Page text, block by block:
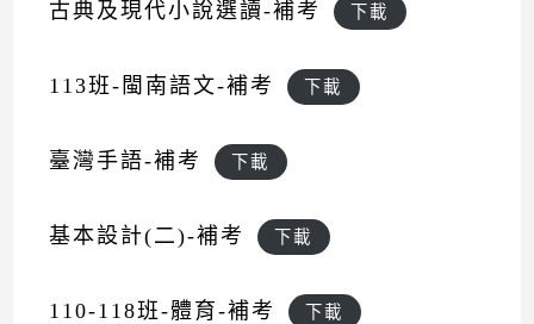
古典及現代小說選讀-補考 下載
113班-閩南語文-補考 下載
臺灣手語-補考 下載
基本設計(二)-補考 下載
110-118班-體育-補考 下載